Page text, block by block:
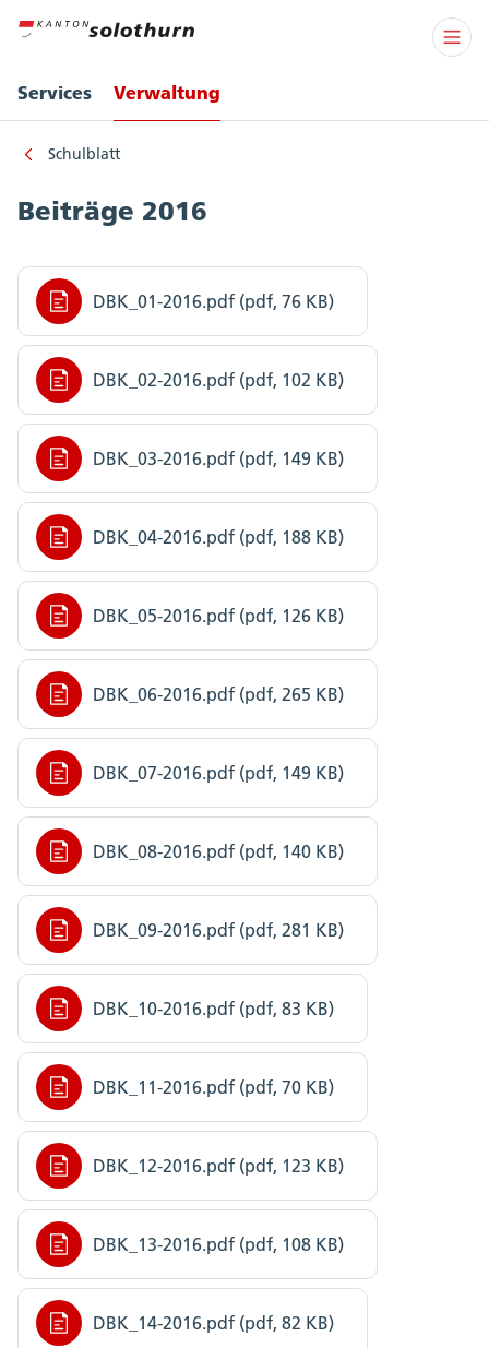
Services Verwaltung
Schulblatt
Beiträge 2016
DBK_01-2016.pdf (pdf, 76 KB)
DBK_02-2016.pdf (pdf, 102 KB)
DBK_03-2016.pdf (pdf, 149 KB)
DBK_04-2016.pdf (pdf, 188 KB)
DBK_05-2016.pdf (pdf, 126 KB)
DBK_06-2016.pdf (pdf, 265 KB)
DBK_07-2016.pdf (pdf, 149 KB)
DBK_08-2016.pdf (pdf, 140 KB)
DBK_09-2016.pdf (pdf, 281 KB)
DBK_10-2016.pdf (pdf, 83 KB)
DBK_11-2016.pdf (pdf, 70 KB)
DBK_12-2016.pdf (pdf, 123 KB)
DBK_13-2016.pdf (pdf, 108 KB)
DBK_14-2016.pdf (pdf, 82 KB)